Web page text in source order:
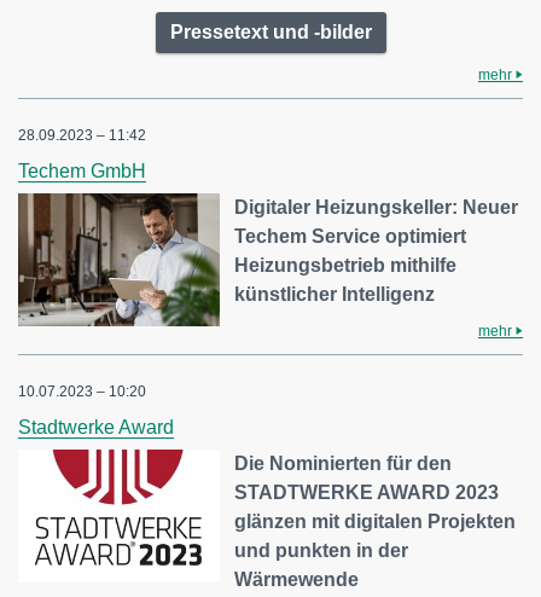
Pressetext und -bilder
mehr
28.09.2023 – 11:42
Techem GmbH
Digitaler Heizungskeller: Neuer
Techem Service optimiert
Heizungsbetrieb mithilfe
künstlicher Intelligenz
mehr
10.07.2023 – 10:20
Stadtwerke Award
Die Nominierten für den
STADTWERKE AWARD 2023
glänzen mit digitalen Projekten
und punkten in der
Wärmewende